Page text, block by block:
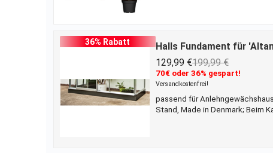
36% Rabatt
Halls Fundament für
129,99 €199,99 €
70€ oder 36% gespart!
Versandkostenfrei!
passend für
Stand, Made in Denmark; Beim
auf die im Lieferumfang